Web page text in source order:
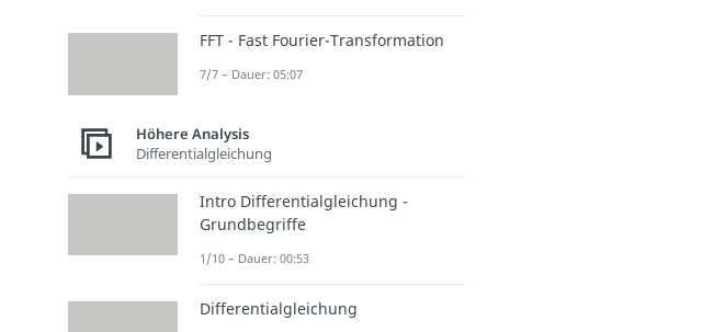
FFT - Fast Fourier-Transformation
7/7 – Dauer: 05:07
Höhere Analysis
Differentialgleichung
Intro Differentialgleichung -
Grundbegriffe
1/10 – Dauer: 00:53
Differentialgleichung